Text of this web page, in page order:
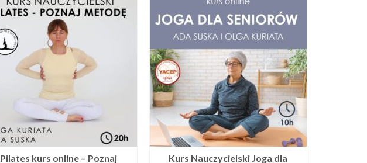
Pilates kurs online – Poznaj
Kurs Nauczycielski Joga dla